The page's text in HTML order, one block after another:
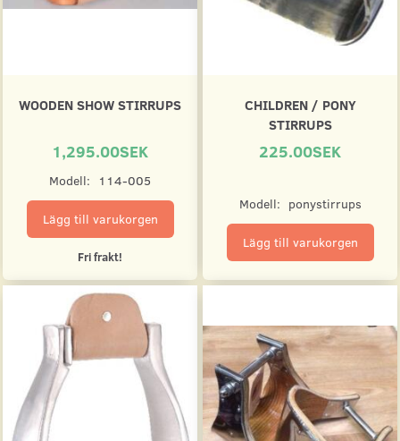
WOODEN SHOW STIRRUPS
1,295.00SEK
Modell: 114-005
Lägg till varukorgen
Fri frakt!
CHILDREN / PONY
STIRRUPS
225.00SEK
Modell: ponystirrups
Lägg till varukorgen